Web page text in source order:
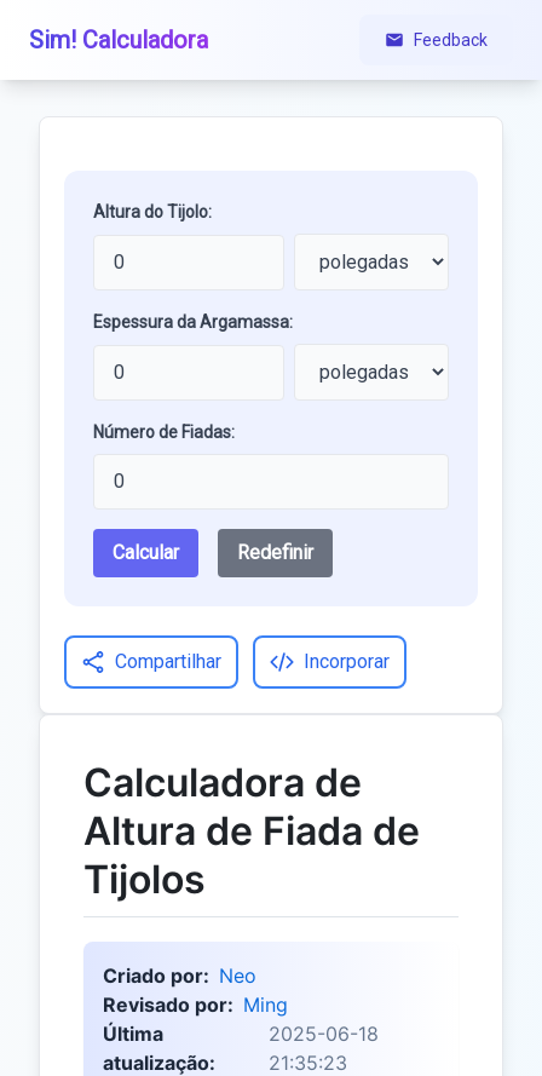
Sim! Calculadora Feedback
Altura do Tijolo:
Espessura da Argamassa:
Número de Fiadas:
Calcular Redefinir
Compartilhar Incorporar
Calculadora de
Altura de Fiada de
Tijolos
Criado por: Neo
Revisado por: Ming
Última
atualização:
2025-06-18
21:35:23